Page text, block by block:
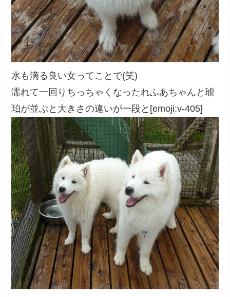
水も滴る良い女ってことで(笑)
濡れて一回りちっちゃくなったれふあちゃんと琥
珀が並ぶと大きさの違いが一段と[emoji:v-405]